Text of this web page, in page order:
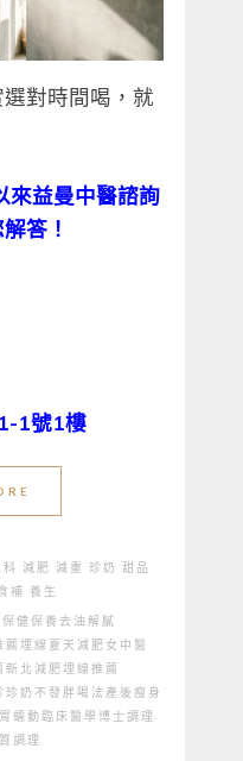
對時間喝，就
來益曼中醫諮詢
答！
1號1樓
科 減肥 減重 珍奶
甜品
補 養生
保健保養 去油解膩
薦 埋線 夏天減肥女中醫
新北減肥埋線推薦
珍奶不發胖喝法 產後瘦身
蠕動 臨床醫學博士調理
調理